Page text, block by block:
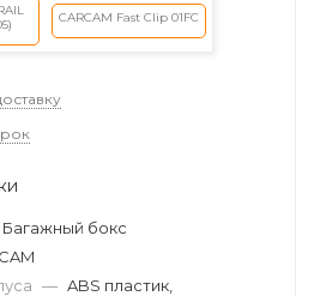
CARCAM Fast Clip 01FC
Багажный бокс
— ABS пластик,